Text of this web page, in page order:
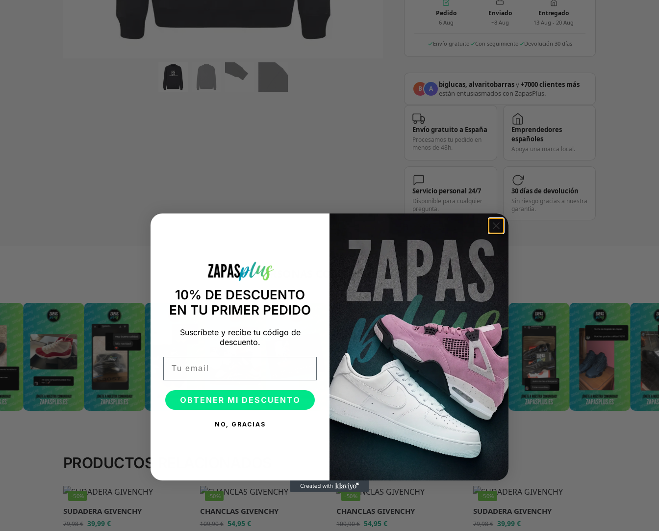
Pedido
6 Aug
Enviado
~8 Aug
Entregado
13 Aug - 20 Aug
Envío gratuito Con seguimiento Devolución 30 días
B A biglucas, alvaritobarrasy+7000 clientes más
están entusiasmados con ZapasPlus.
Envío gratuito a España
Procesamos tu pedido en
menos de 48h.
Emprendedores
españoles
Apoya una marca local.
Servicio personal 24/7
Disponible para cualquier
pregunta.
30 días de devolución
Sin riesgo gracias a nuestra
garantía.
+14.000 PERSONAS CONFÍAN EN NOSOTROS
"Consulta nuestras reseñas y compruébalo tú mismo"
PRODUCTOS RELACIONADOS
-50%
SUDADERA GIVENCHY
79,98€ 39,99 €
-50%
CHANCLAS GIVENCHY
109,90€ 54,95 €
-50%
CHANCLAS GIVENCHY
109,90€ 54,95€
-50%
SUDADERA GIVENCHY
79,98€ 39,99€
10% DE DESCUENTO
EN TU PRIMER PEDIDO
Suscríbete y recibe tu código de
descuento.
OBTENER MI DESCUENTO
NO, GRACIAS